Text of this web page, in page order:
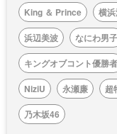
King ＆ Prince
横
浜辺美波
なにわ男子
キングオブコント優勝者
NiziU
永瀬廉 超
乃木坂46